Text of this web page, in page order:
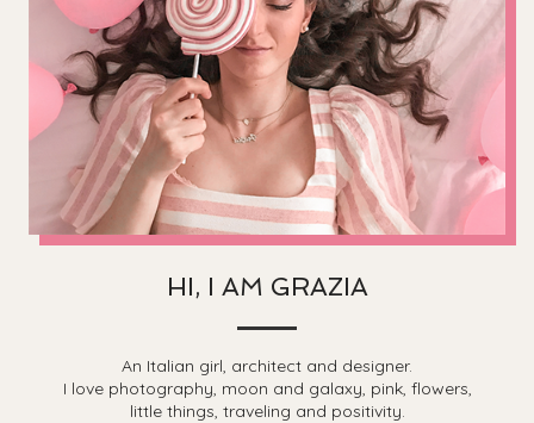
HI, I AM GRAZIA
An Italian girl, architect and designer.
I love photography, moon and galaxy, pink, flowers,
little things, traveling and positivity.